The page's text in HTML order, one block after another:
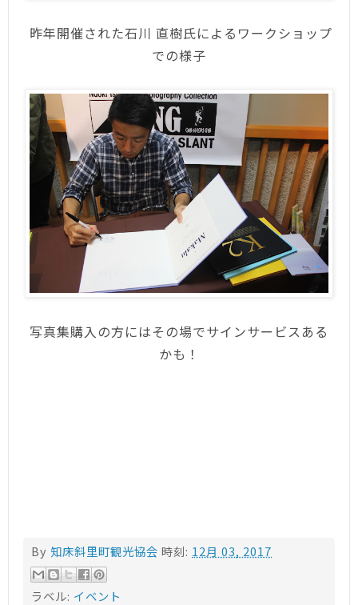
昨年開催された石川 直樹氏によるワークショップ
での様子
写真集購入の方にはその場でサインサービスある
かも！
By 知床斜里町観光協会 時刻: 12月 03, 2017
ラベル: イベント